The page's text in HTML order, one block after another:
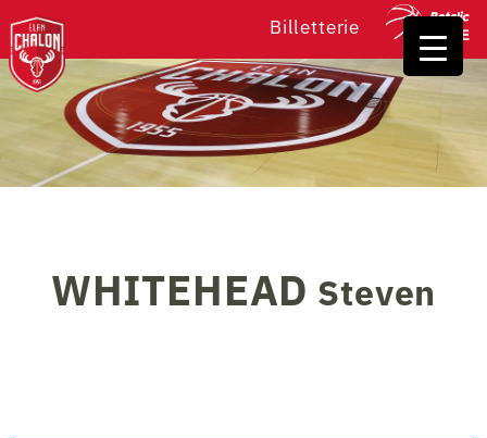
Billetterie
WHITEHEAD Steven